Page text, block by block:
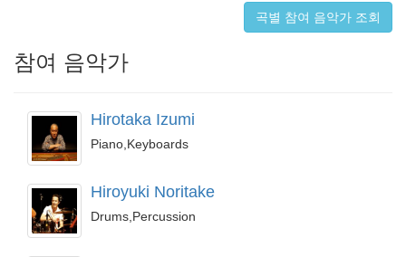
곡별 참여 음악가 조회
참여 음악가
Hirotaka Izumi
Piano,Keyboards
Hiroyuki Noritake
Drums,Percussion